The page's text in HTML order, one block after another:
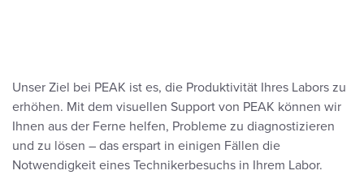
Unser Ziel bei PEAK ist es, die Produktivität Ihres Labors zu
erhöhen. Mit dem visuellen Support von PEAK können wir
Ihnen aus der Ferne helfen, Probleme zu diagnostizieren
und zu lösen – das erspart in einigen Fällen die
Notwendigkeit eines Technikerbesuchs in Ihrem Labor.